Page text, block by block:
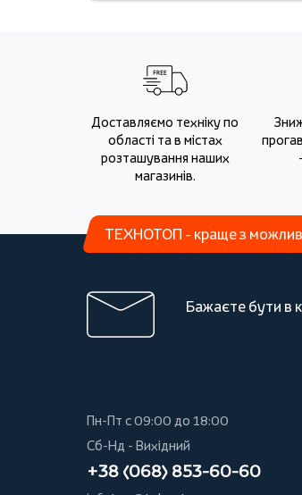
Доставляємо техніку по
області та в містах
розташування наших
магазинів.
ТЕХНОТОП - краще з
Бажаєте бути в
Пн-Пт с 09:00 до 18:00
Сб-Нд - Вихідний
+38 (068) 853-60-60